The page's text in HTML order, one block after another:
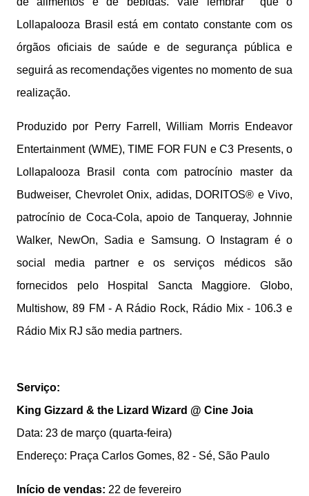
Lollapalooza Brasil está em contato constante com os
órgãos oficiais de saúde e de segurança pública e
seguirá as recomendações vigentes no momento de sua
realização.
Produzido por Perry Farrell, William Morris Endeavor
Entertainment (WME), TIME FOR FUN e C3 Presents, o
Lollapalooza Brasil conta com patrocínio master da
Budweiser, Chevrolet Onix, adidas, DORITOS® e Vivo,
patrocínio de Coca-Cola, apoio de Tanqueray, Johnnie
Walker, NewOn, Sadia e Samsung. O Instagram é o
social media partner e os serviços médicos são
fornecidos pelo Hospital Sancta Maggiore. Globo,
Multishow, 89 FM - A Rádio Rock, Rádio Mix - 106.3 e
Rádio Mix RJ são media partners.
Serviço:
King Gizzard & the Lizard Wizard @ Cine Joia
Data: 23 de março (quarta-feira)
Endereço: Praça Carlos Gomes, 82 - Sé, São Paulo
Início de vendas: 22 de fevereiro